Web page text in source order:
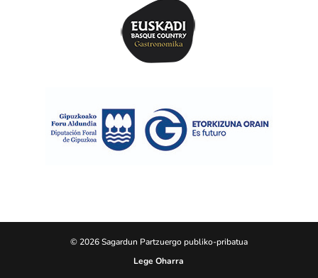
© 2026 Sagardun Partzuergo publiko-pribatua
Lege Oharra